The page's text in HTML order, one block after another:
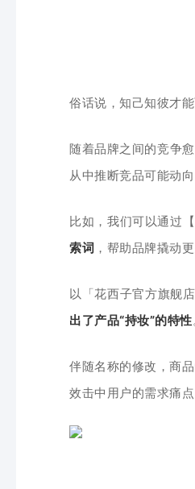
俗话说，知己知彼才能
随着品牌之间的竞争
从中推断竞品可能动
比如，我们可以通过
索词 ，帮助品牌撬动
以「花西子官方旗舰
出了产品“持妆”的特性
伴随名称的修改，商
效击中用户的需求痛